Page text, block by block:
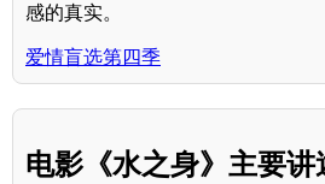
感的真实。
爱情盲选第四季
电影《水之身》主要讲